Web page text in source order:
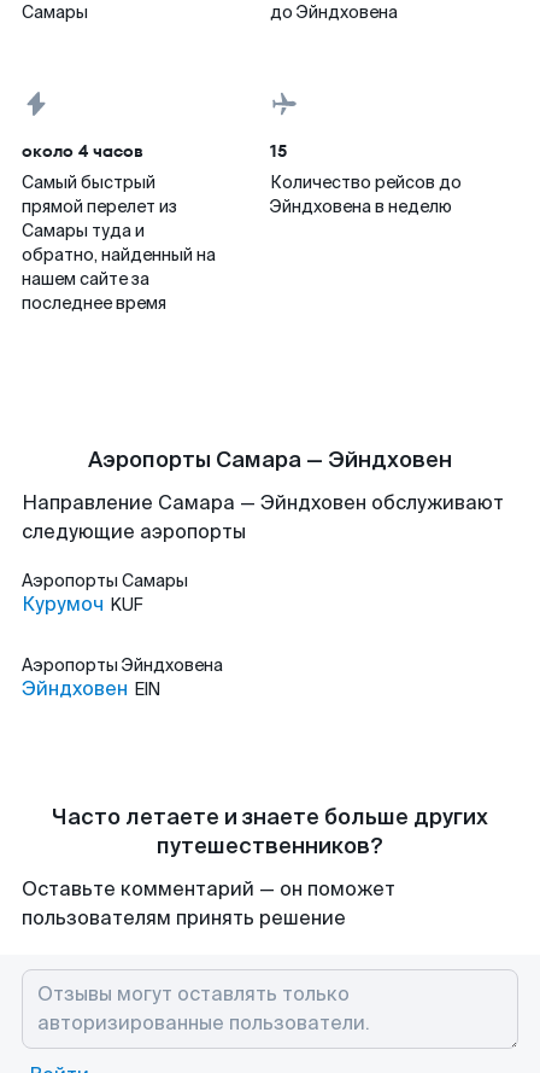
Самары
до Эйндховена
около 4 часов
Самый быстрый
прямой перелет из
Самары туда и
обратно, найденный на
нашем сайте за
последнее время
15
Количество рейсов до
Эйндховена в неделю
Аэропорты Самара — Эйндховен
Направление Самара — Эйндховен обслуживают
следующие аэропорты
Аэропорты Самары
Курумоч KUF
Аэропорты Эйндховена
Эйндховен EIN
Часто летаете и знаете больше других
путешественников?
Оставьте комментарий — он поможет
пользователям принять решение